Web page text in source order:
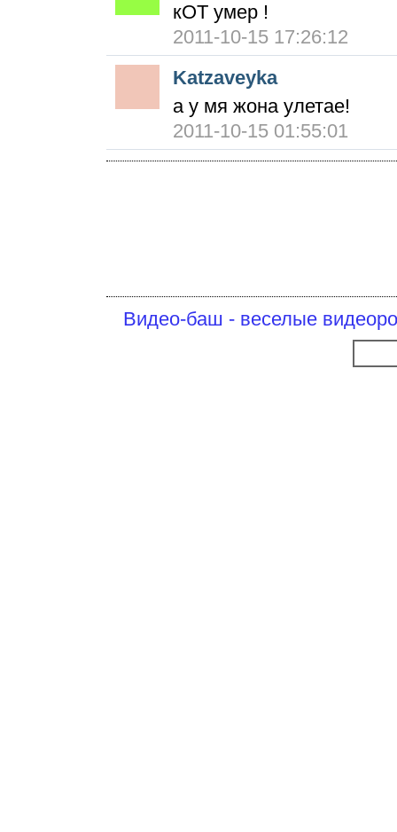
кОТ умер !
2011-10-15 17:26:12
Katzaveyka
а у мя жона улетае!
2011-10-15 01:55:01
Видео-баш - веселые